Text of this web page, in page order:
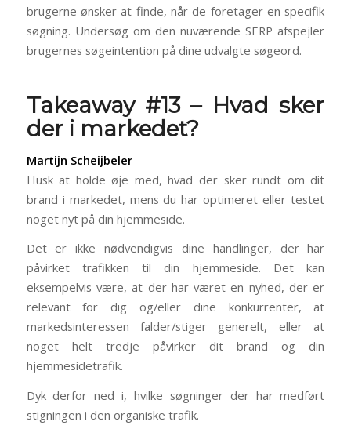
brugerne ønsker at finde, når de foretager en specifik
søgning. Undersøg om den nuværende SERP afspejler
brugernes søgeintention på dine udvalgte søgeord.
Takeaway #13 – Hvad sker
der i markedet?
Martijn Scheijbeler
Husk at holde øje med, hvad der sker rundt om dit
brand i markedet, mens du har optimeret eller testet
noget nyt på din hjemmeside.
Det er ikke nødvendigvis dine handlinger, der har
påvirket trafikken til din hjemmeside. Det kan
eksempelvis være, at der har været en nyhed, der er
relevant for dig og/eller dine konkurrenter, at
markedsinteressen falder/stiger generelt, eller at
noget helt tredje påvirker dit brand og din
hjemmesidetrafik.
Dyk derfor ned i, hvilke søgninger der har medført
stigningen i den organiske trafik.